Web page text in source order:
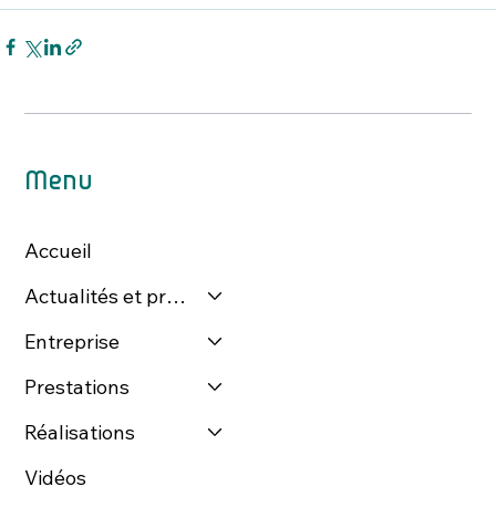
Menu
Accueil
Actualités et presse
Entreprise
Prestations
Réalisations
Vidéos